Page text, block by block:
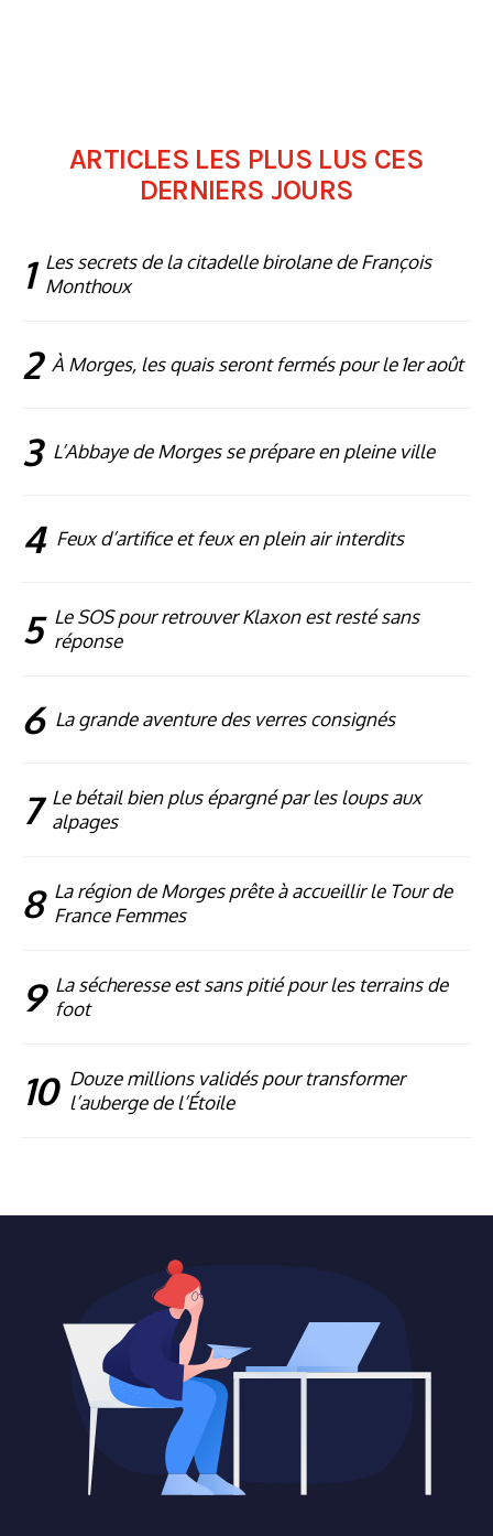
ARTICLES LES PLUS LUS CES
DERNIERS JOURS
1 Les secrets de la citadelle birolane de François
Monthoux
2 À Morges, les quais seront fermés pour le 1er août
3 L’Abbaye de Morges se prépare en pleine ville
4 Feux d’artifice et feux en plein air interdits
5 Le SOS pour retrouver Klaxon est resté sans
réponse
6 La grande aventure des verres consignés
7 Le bétail bien plus épargné par les loups aux
alpages
8 La région de Morges prête à accueillir le Tour de
France Femmes
9 La sécheresse est sans pitié pour les terrains de
foot
10 Douze millions validés pour transformer
l’auberge de l’Étoile